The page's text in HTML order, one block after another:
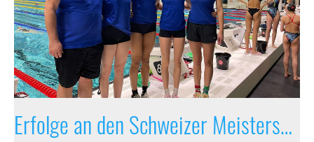
Erfolge an den Schweizer Meisterschaften